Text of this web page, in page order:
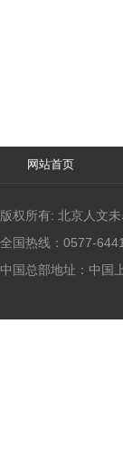
网站首页
版权所有: 北京人文
全国热线：0577-
中国总部地址：中国